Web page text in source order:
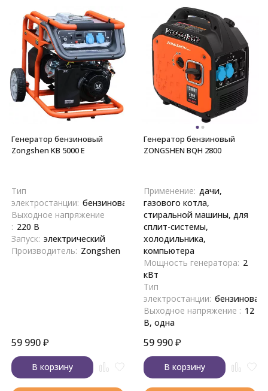
Генератор бензиновый
Zongshen KB 5000 E
Тип
электростанции: бензиновая
Выходное напряжение
: 220 В
Запуск: электрический
Производитель: Zongshen
59 990₽
В корзину
Генератор бензиновый
ZONGSHEN BQH 2800
Применение: дачи,
газового котла,
стиральной машины, для
сплит-системы,
холодильника,
компьютера
Мощность генератора: 2
кВт
Тип
электростанции: бензиновая
Выходное напряжение : 12
В, одна
59 990₽
В корзину